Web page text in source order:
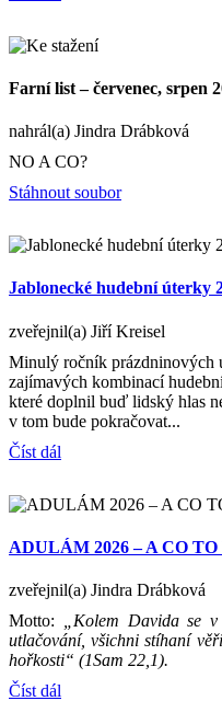
Farní list – červenec, srpen
nahrál(a) Jindra Drábková
NO A CO?
Stáhnout soubor
Jablonecké hudební úterky
zveřejnil(a) Jiří Kreisel
Minulý ročník prázdninových
zajímavých kombinací
které doplnil buď lidský hlas
v tom bude pokračovat...
Číst dál
ADULÁM 2026 – A CO
zveřejnil(a) Jindra Drábková
Motto:
„Kolem Davida se
utlačování, všichni stíhaní
hořkosti“ (1Sam 22,1).
Číst dál